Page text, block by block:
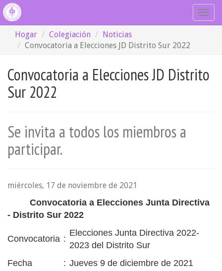
Hogar
Colegiación
Noticias
Convocatoria a Elecciones JD Distrito Sur 2022
Convocatoria a Elecciones JD Distrito
Sur 2022
Se invita a todos los miembros a
participar.
miércoles, 17 de noviembre de 2021
Convocatoria a Elecciones Junta Directiva
- Distrito Sur 2022
Convocatoria :
Elecciones Junta Directiva 2022-
2023 del Distrito Sur
Fecha
: Jueves 9 de diciembre de 2021